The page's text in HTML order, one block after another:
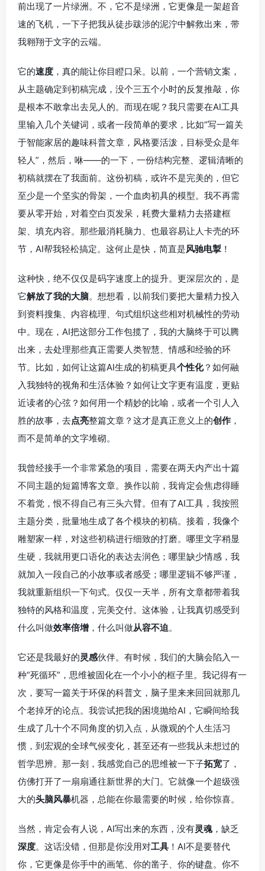
前出现了一片绿洲。不，它不是绿洲，它更像是一架超音
速的飞机，一下子把我从徒步跋涉的泥泞中解救出来，带
我翱翔于文字的云端。
它的速度 ，真的能让你目瞪口呆。以前，一个营销文案，
从主题确定到初稿完成，没个三五个小时的反复推敲，你
是根本不敢拿出去见人的。而现在呢？我只需要在AI工具
里输入几个关键词，或者一段简单的要求，比如“写一篇关
于智能家居的趣味科普文章，风格要活泼，目标受众是年
轻人”，然后，咻——的一下，一份结构完整、逻辑清晰的
初稿就摆在了我面前。这份初稿，或许不是完美的，但它
至少是一个坚实的骨架，一个血肉初具的模型。我不再需
要从零开始，对着空白页发呆，耗费大量精力去搭建框
架、填充内容。那些最消耗脑力、也最容易让人卡壳的环
节，AI帮我轻松搞定。这何止是快，简直是风驰电掣 ！
这种快，绝不仅仅是码字速度上的提升。更深层次的，是
它解放了我的大脑。想想看，以前我们要把大量精力投入
到资料搜集、内容梳理、句式组织这些相对机械性的劳动
中。现在，AI把这部分工作包揽了，我的大脑终于可以腾
出来，去处理那些真正需要人类智慧、情感和经验的环
节。比如，如何让这篇AI生成的初稿更具个性化？如何融
入我独特的视角和生活体验？如何让文字更有温度，更贴
近读者的心弦？如何用一个精妙的比喻，或者一个引人入
胜的故事，去点亮整篇文章？这才是真正意义上的创作 ，
而不是简单的文字堆砌。
我曾经接手一个非常紧急的项目，需要在两天内产出十篇
不同主题的短篇博客文章。换作以前，我肯定会焦虑得睡
不着觉，恨不得自己有三头六臂。但有了AI工具，我按照
主题分类，批量地生成了各个模块的初稿。接着，我像个
雕塑家一样，对这些初稿进行细致的打磨。哪里文字稍显
生硬，我就用更口语化的表达去润色；哪里缺少情感，我
就加入一段自己的小故事或者感受；哪里逻辑不够严谨，
我就重新组织一下句式。仅仅一天半，所有文章都带着我
独特的风格和温度，完美交付。这体验，让我真切感受到
什么叫做效率倍增 ，什么叫做从容不迫。
它还是我最好的灵感伙伴。有时候，我们的大脑会陷入一
种“死循环”，思维被固化在一个小小的框子里。我记得有一
次，要写一篇关于环保的科普文，脑子里来来回回就那几
个老掉牙的论点。我尝试把我的困境抛给AI，它瞬间给我
生成了几十个不同角度的切入点，从微观的个人生活习
惯，到宏观的全球气候变化，甚至还有一些我从未想过的
哲学思辨。那一刻，我感觉自己的思维被一下子拓宽了，
仿佛打开了一扇扇通往新世界的大门。它就像一个超级强
大的头脑风暴机器，总能在你最需要的时候，给你惊喜。
当然，肯定会有人说，AI写出来的东西，没有灵魂，缺乏
深度。这话没错，但那是你没用对工具 ！AI不是要替代
你，它更像是你手中的画笔、你的凿子、你的键盘。你不